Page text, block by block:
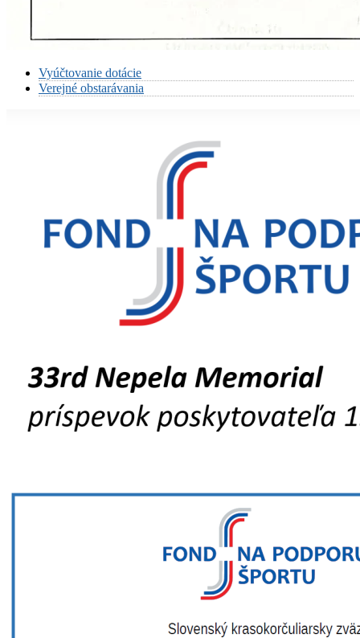
Vyúčtovanie dotácie
Verejné obstarávania